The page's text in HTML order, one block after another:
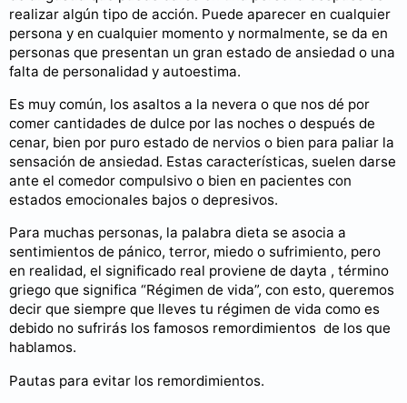
realizar algún tipo de acción. Puede aparecer en cualquier
persona y en cualquier momento y normalmente, se da en
personas que presentan un gran estado de ansiedad o una
falta de personalidad y autoestima.
Es muy común, los asaltos a la nevera o que nos dé por
comer cantidades de dulce por las noches o después de
cenar, bien por puro estado de nervios o bien para paliar la
sensación de ansiedad. Estas características, suelen darse
ante el comedor compulsivo o bien en pacientes con
estados emocionales bajos o depresivos.
Para muchas personas, la palabra dieta se asocia a
sentimientos de pánico, terror, miedo o sufrimiento, pero
en realidad, el significado real proviene de dayta , término
griego que significa “Régimen de vida”, con esto, queremos
decir que siempre que lleves tu régimen de vida como es
debido no sufrirás los famosos remordimientos de los que
hablamos.
Pautas para evitar los remordimientos.